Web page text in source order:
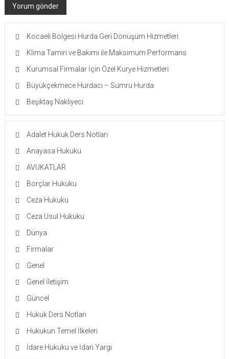
Kocaeli Bölgesi Hurda Geri Dönüşüm Hizmetleri
Klima Tamiri ve Bakımı ile Maksimum Performans
Kurumsal Firmalar İçin Özel Kurye Hizmetleri
Büyükçekmece Hurdacı – Sumru Hurda
Beşiktaş Nakliyeci
Adalet Hukuk Ders Notları
Anayasa Hukuku
AVUKATLAR
Borçlar Hukuku
Ceza Hukuku
Ceza Usul Hukuku
Dünya
Firmalar
Genel
Genel İletişim
Güncel
Hukuk Ders Notları
Hukukun Temel İlkeleri
İdare Hukuku ve İdari Yargı